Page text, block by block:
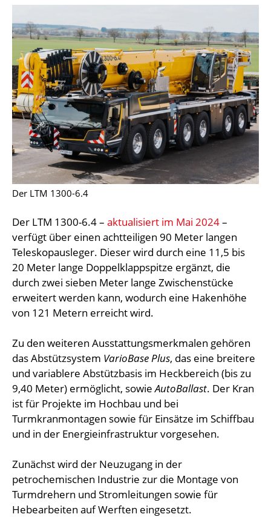
Der LTM 1300-6.4
Der LTM 1300-6.4 – aktualisiert im Mai 2024–
verfügt über einen achtteiligen 90 Meter langen
Teleskopausleger. Dieser wird durch eine 11,5 bis
20 Meter lange Doppelklappspitze ergänzt, die
durch zwei sieben Meter lange Zwischenstücke
erweitert werden kann, wodurch eine Hakenhöhe
von 121 Metern erreicht wird.
Zu den weiteren Ausstattungsmerkmalen gehören
das Abstützsystem VarioBase Plus, das eine breitere
und variablere Abstützbasis im Heckbereich (bis zu
9,40 Meter) ermöglicht, sowieAutoBallast. Der Kran
ist für Projekte im Hochbau und bei
Turmkranmontagen sowie für Einsätze im Schiffbau
und in der Energieinfrastruktur vorgesehen.
Zunächst wird der Neuzugang in der
petrochemischen Industrie zur die Montage von
Turmdrehern und Stromleitungen sowie für
Hebearbeiten auf Werften eingesetzt.